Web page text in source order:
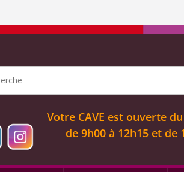
Votre CAVE est ouverte
de 9h00 à 12h15 et de